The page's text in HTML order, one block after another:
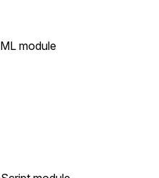
module